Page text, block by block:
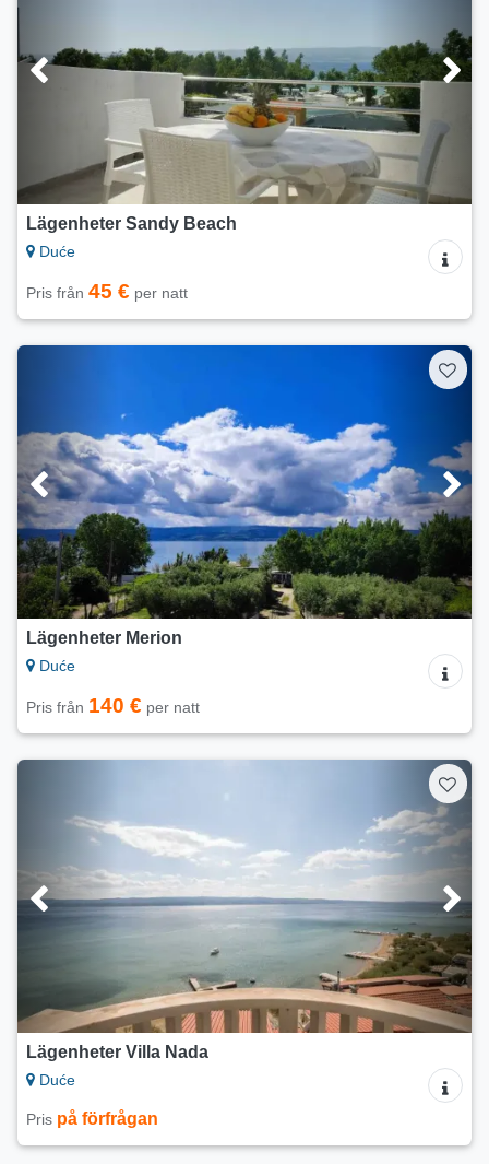
Lägenheter Sandy Beach
Duće
Pris från 45 € per natt
Lägenheter Merion
Duće
Pris från 140 € per natt
Lägenheter Villa Nada
Duće
Pris på förfrågan